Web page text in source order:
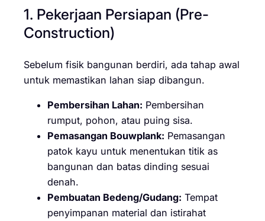
1. Pekerjaan Persiapan (Pre-
Construction)
Sebelum fisik bangunan berdiri, ada tahap awal
untuk memastikan lahan siap dibangun.
Pembersihan Lahan: Pembersihan
rumput, pohon, atau puing sisa.
Pemasangan Bouwplank: Pemasangan
patok kayu untuk menentukan titik as
bangunan dan batas dinding sesuai
denah.
Pembuatan Bedeng/Gudang: Tempat
penyimpanan material dan istirahat